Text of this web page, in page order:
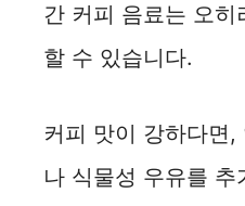
간 커피 음료는 오히
할 수 있습니다.
커피 맛이 강하다면
나 식물성 우유를